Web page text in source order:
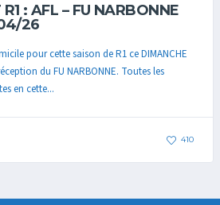
: AFL – FU NARBONNE
26
pour cette saison de R1 ce DIMANCHE
du FU NARBONNE. Toutes les
en cette...
410